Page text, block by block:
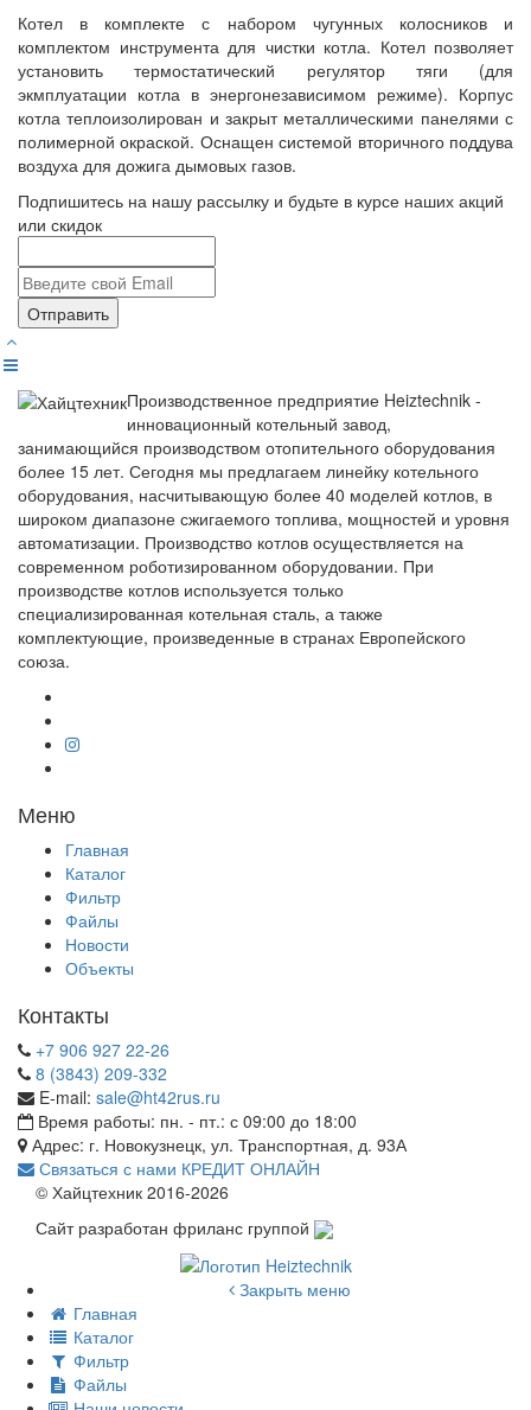
Котел в комплекте с набором чугунных колосников и
комплектом инструмента для чистки котла. Котел позволяет
установить термостатический регулятор тяги (для
экмплуатации котла в энергонезависимом режиме). Корпус
котла теплоизолирован и закрыт металлическими панелями с
полимерной окраской. Оснащен системой вторичного поддува
воздуха для дожига дымовых газов.
Подпишитесь на нашу рассылку и будьте в курсе наших акций
или скидок
Отправить
Производственное предприятие Heiztechnik -
инновационный котельный завод,
занимающийся производством отопительного оборудования
более 15 лет. Сегодня мы предлагаем линейку котельного
оборудования, насчитывающую более 40 моделей котлов, в
широком диапазоне сжигаемого топлива, мощностей и уровня
автоматизации. Производство котлов осуществляется на
современном роботизированном оборудовании. При
производстве котлов используется только
специализированная котельная сталь, а также
комплектующие, произведенные в странах Европейского
союза.
Меню
Главная
Каталог
Фильтр
Файлы
Новости
Объекты
Контакты
+7 906 927 22-26
8 (3843) 209-332
E-mail: sale@ht42rus.ru
Время работы: пн. - пт.: с 09:00 до 18:00
Адрес: г. Новокузнецк, ул. Транспортная, д. 93А
Связаться с нами КРЕДИТ ОНЛАЙН
© Хайцтехник 2016-2026
Сайт разработан фриланс группой
Закрыть меню
Главная
Каталог
Фильтр
Файлы